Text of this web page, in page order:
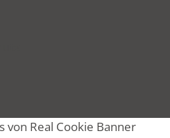
von Real Cookie Banner